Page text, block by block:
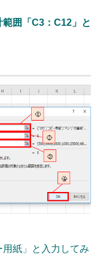
囲「C3：C12」と
紙」と入力してみ